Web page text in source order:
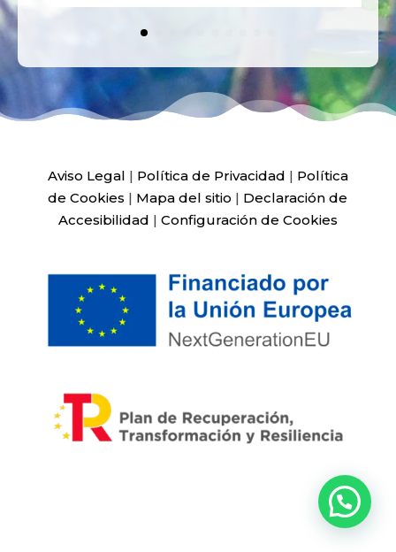
Aviso Legal | Política de Privacidad | Política
de Cookies | Mapa del sitio | Declaración de
Accesibilidad | Configuración de Cookies